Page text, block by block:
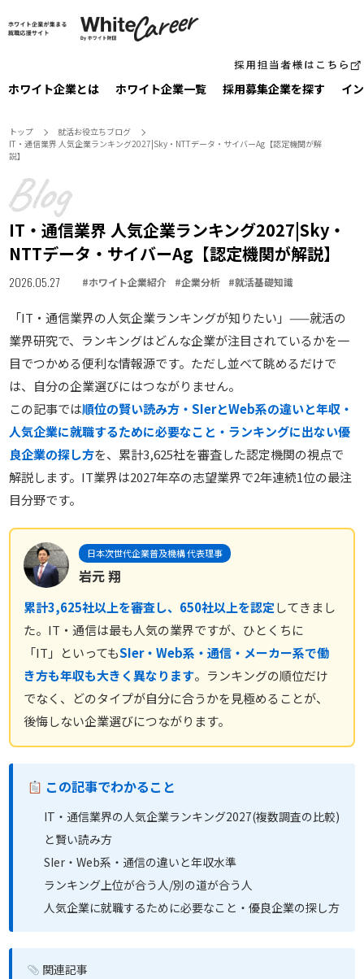
ホワイト企業とは ホワイト企業一覧 採⽤募集企業を探す イ
トップ
就活お役⽴ちブログ
IT・通信業界 人気企業ランキング2027|Sky・NTTデータ・サイバーAg【認定機関が解
説】
IT・通信業界 人気企業ランキング2027|Sky・
NTTデータ・サイバーAg【認定機関が解説】
2026.05.27 #ホワイト企業紹介 #企業分析 #就活基礎知識
「IT・通信業界の人気企業ランキングが知りたい」——就活の
業界研究で、ランキングはどんな企業が注目されているかを一
目でつかめる便利な情報源です。ただし並べて眺めるだけで
は、自分の企業選びにはつながりません。
この記事では順位の賢い読み方・SIerとWeb系の違いと年収・
人気企業に就職するために必要なこと・ランキングに出ない優
良企業の探し方を、累計3,625社を審査した認定機関の視点で
解説します。IT業界は2027年卒の志望業界で2年連続1位の最注
目分野です。
日本次世代企業普及機構 代表理事
岩元 翔
累計3,625社以上を審査し、650社以上を認定してきまし
た。IT・通信は最も人気の業界ですが、ひとくちに
「IT」といってもSIer・Web系・通信・メーカー系で働
き方も年収も大きく異なります。ランキングの順位だけ
でなく、どのタイプが自分に合うかを見極めることが、
後悔しない企業選びにつながります。
この記事でわかること
IT・通信業界の人気企業ランキング2027(複数調査の比較)
と賢い読み方
SIer・Web系・通信の違いと年収水準
ランキング上位が合う人/別の道が合う人
人気企業に就職するために必要なこと・優良企業の探し方
関連記事